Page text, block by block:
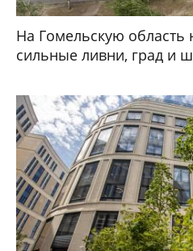
На Гомельскую область
сильные ливни, град и